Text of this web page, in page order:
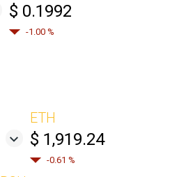
$ 0.1992
-1.00 %
ETH
$ 1,919.24
-0.61 %